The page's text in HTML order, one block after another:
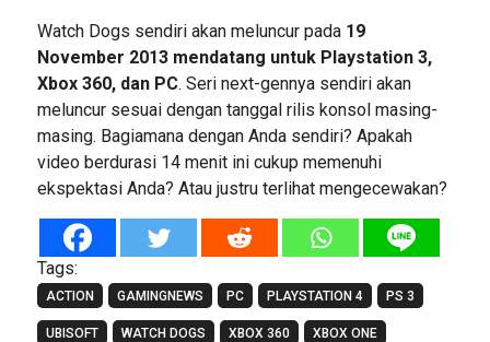
Watch Dogs sendiri akan meluncur pada 19
November 2013 mendatang untuk Playstation 3,
Xbox 360, dan PC. Seri next-gennya sendiri akan
meluncur sesuai dengan tanggal rilis konsol masing-
masing. Bagiamana dengan Anda sendiri? Apakah
video berdurasi 14 menit ini cukup memenuhi
ekspektasi Anda? Atau justru terlihat mengecewakan?
Tags:
ACTION GAMINGNEWS PC PLAYSTATION 4 PS 3
UBISOFT WATCH DOGS XBOX 360 XBOX ONE